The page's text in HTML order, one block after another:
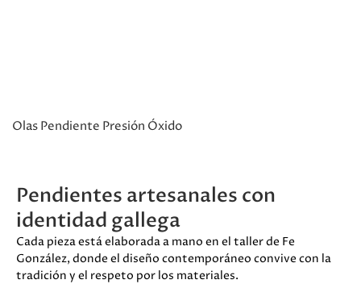
Olas Pendiente Presión Óxido
Pendientes artesanales con
identidad gallega
Cada pieza está elaborada a mano en el taller de Fe
González, donde el diseño contemporáneo convive con la
tradición y el respeto por los materiales.